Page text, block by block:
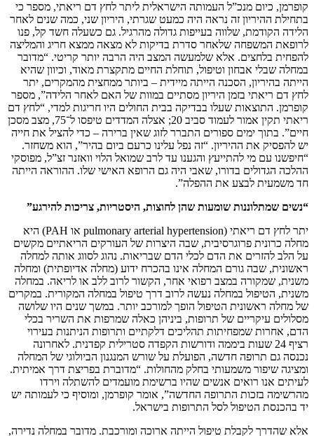
קופרמן, כיום מנכ”ל העמותה הישראלית ליתר לחץ דם ריאתי, מספר כי
בתחילת ההיריון זה נראה היה כמעט שגרתי, היריון שני, כמה שנים לאחר
הלידה הקודמת, שלווה בעייפות גדולה מהרגיל. גם כשעלה חשד קל, פנו
לרופאת המשפחה שלאחר סדרת בדיקות לא מצאה ממצא חריג והמליצה
להפחית בלחצים. אלא שלמעשה המצב היה הרבה יותר קריטי. “מדובר
במחלה שבלי אבחון וטיפול, תוחלת החיים מתקצרת מאוד, וכיוון שהיא
הייתה בהיריון, הסכנה הייתה מיידית – ביותר ממחצית מהמקרים, יתר
לחץ דם ריאתי בזמן היריון מסתיים במוות של האם לאחר הלידה”, מספר
קופרמן. התוצאות שעלו בבדיקה בבית החולים היו חריגות למדי, “לחץ דם
ריאתי תקין אמור לעמוד סביב 20; אצלה המדדים טיפסו ל־75, מצב מסכן
חיים”. בתוך ימים ספורים התברר לזוג שאין ברירה – כדי להציל את חייה
יש להפסיק את ההיריון. “זה נפל עלינו כרעם ביום בהיר”, הוא משחזר.
“חיפשנו עם מי להתייעץ והגענו עד לרב שמואל הלוי וואזנר זצ”ל, מפוסקי
ההלכה הגדולים בדורו, שאבי היה גם הרופא האישי שלו. ההוראה הייתה
חד משמעית לבצע את ההפלה”.
“נשים שמתלוננות שומעות שהן לחוצות, היסטריות, צריכות להירגע”
יתר לחץ דם ריאתי (pulmonary arterial hypertension או PAH) היא
מחלה כרונית פרוגרסיבית, שבה היצרות של העורקים הריאתיים מקשים
על הלב להזרים את הדם לכלי הדם שבריאות. נהוג לסווג אותה למחלה
ראשונית, שבה גורם המחלה אינו בהכרח ידוע (מחלה אדיופתית) ומחלה
משנית, שמקורה במצב רפואי אחר, הקשור לרוב ללב או לריאה. במחלה
משנית, הטיפול במחלה נעשה לרוב דרך טיפול במחלה המקורית. במקרים
של מחלה ראשונית הטיפול הופך למורכב יותר. במשך שנים היו שלושה
מסלולים עיקריים של תרופות, ביניהן כאלה שמרפות את השריר בכלי
הדם, אחרות שמפחיתות תהליכים דלקתיים ותרופות הניתנות בעירוי
רציף 24 שעות ביממה ודורשות הקפדה סטרילית קפדנית. לאחרונה
נכנסה גם תרופה חדשה, הפועלת על שורש המנגנון הביולוגי של המחלה
ומציגה שיפור משמעותי בחלק מהחולות. “מדוברת בפריצת דרך אמיתית.
לעיתים אנו רואים אנשים שהיו ברשימת מועמדים להשתלה וירדו
מהרשימה בזכות התרופה החדשה”, אומר קופרמן, ומוסיף כי לעמותה יש
יד בהכנסת הטיפול לסל התרופות בישראל.
אלא שהדרך לקבלת טיפול הייתה ארוכה ומורכבת. מדובר במחלה נדירה,